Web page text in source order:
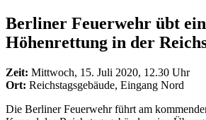
Berliner Feuerwehr übt
Höhenrettung in der
Zeit: Mittwoch, 15. Juli 2020, 12.30 Uhr
Ort: Reichstagsgebäude, Eingang Nord
Die Berliner Feuerwehr führt am